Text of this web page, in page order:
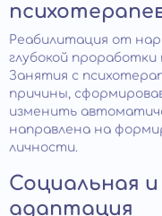
Реабилитация от
глубокой проработки
Занятия с
причины,
изменить
направлена на
личности.
Социальная и
адаптация